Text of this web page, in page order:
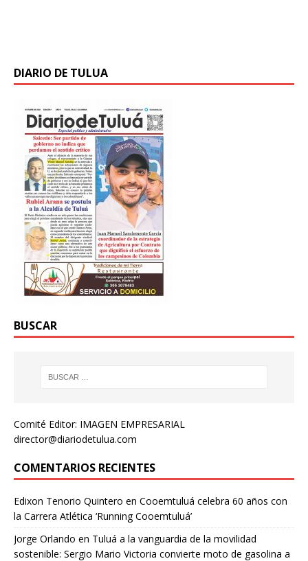
DIARIO DE TULUA
BUSCAR
Comité Editor: IMAGEN EMPRESARIAL
director@diariodetulua.com
COMENTARIOS RECIENTES
Edixon Tenorio Quintero en Cooemtuluá celebra 60 años con
la Carrera Atlética ‘Running Cooemtuluá’
Jorge Orlando en Tuluá a la vanguardia de la movilidad
sostenible: Sergio Mario Victoria convierte moto de gasolina a